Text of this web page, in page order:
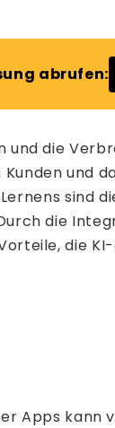
abrufen:
die
und
sind
die
die
Apps kann